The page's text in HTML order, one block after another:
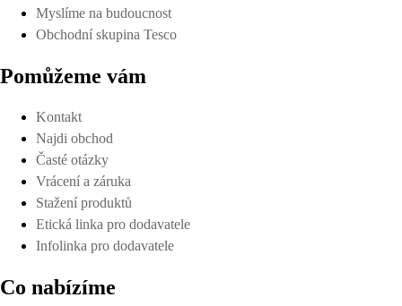
Myslíme na budoucnost
Obchodní skupina Tesco
Pomůžeme vám
Kontakt
Najdi obchod
Časté otázky
Vrácení a záruka
Stažení produktů
Etická linka pro dodavatele
Infolinka pro dodavatele
Co nabízíme